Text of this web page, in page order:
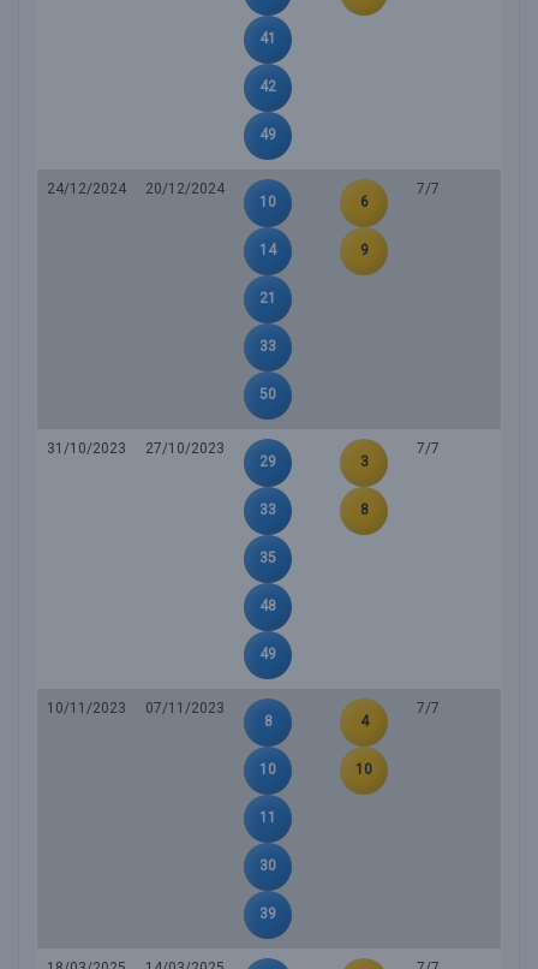
41
42
49
24/12/2024
20/12/2024
10
14
21
33
50
6
9
7/7
31/10/2023
27/10/2023
29
33
35
48
49
3
8
7/7
10/11/2023
07/11/2023
8
10
11
30
39
4
10
7/7